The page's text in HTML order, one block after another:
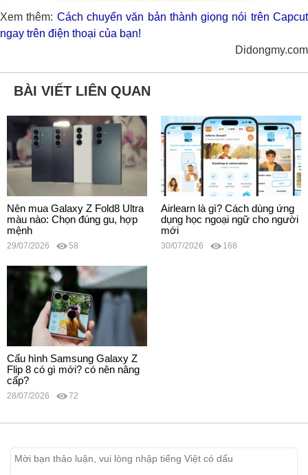
Xem thêm: Cách chuyển văn bản thành giọng nói trên Capcut
ngay trên điện thoại của bạn!
Didongmy.com
BÀI VIẾT LIÊN QUAN
Nên mua Galaxy Z Fold8 Ultra
màu nào: Chọn đúng gu, hợp
mệnh
29/07/2026 58
Airlearn là gì? Cách dùng ứng
dụng học ngoại ngữ cho người
mới
30/07/2026 168
Cấu hình Samsung Galaxy Z
Flip 8 có gì mới? có nên nâng
cấp?
28/07/2026 72